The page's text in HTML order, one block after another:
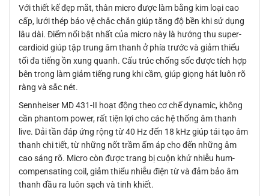
Với thiết kế đẹp mắt, thân micro được làm bằng kim loại cao
cấp, lưới thép bảo vệ chắc chắn giúp tăng độ bền khi sử dụng
lâu dài. Điểm nổi bật nhất của micro này là hướng thu super-
cardioid giúp tập trung âm thanh ở phía trước và giảm thiểu
tối đa tiếng ồn xung quanh. Cấu trúc chống sốc được tích hợp
bên trong làm giảm tiếng rung khi cầm, giúp giọng hát luôn rõ
ràng và sắc nét.
Sennheiser MD 431-II hoạt động theo cơ chế dynamic, không
cần phantom power, rất tiện lợi cho các hệ thống âm thanh
live. Dải tần đáp ứng rộng từ 40 Hz đến 18 kHz giúp tái tạo âm
thanh chi tiết, từ những nốt trầm ấm áp cho đến những âm
cao sáng rõ. Micro còn được trang bị cuộn khử nhiễu hum-
compensating coil, giảm thiểu nhiễu điện từ và đảm bảo âm
thanh đầu ra luôn sạch và tinh khiết.